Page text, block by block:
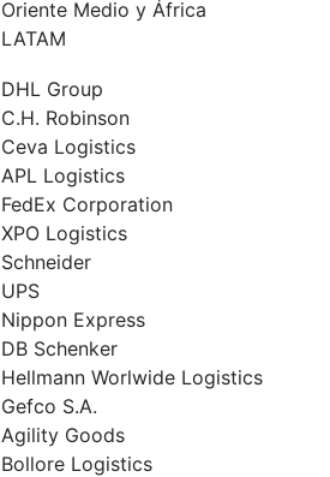
Oriente Medio y África
LATAM
DHL Group
C.H. Robinson
Ceva Logistics
APL Logistics
FedEx Corporation
XPO Logistics
Schneider
UPS
Nippon Express
DB Schenker
Hellmann Worlwide Logistics
Gefco S.A.
Agility Goods
Bollore Logistics